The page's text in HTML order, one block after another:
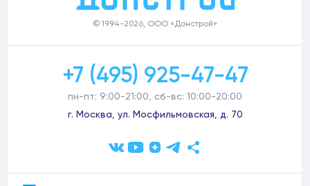
© 1994-2026, ООО «Донстрой»
+7 (495) 925-47-47
пн-пт: 9:00-21:00, сб-вс: 10:00-20:00
г. Москва, ул. Мосфильмовская, д. 70